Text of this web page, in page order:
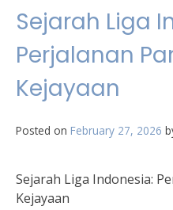
Sejarah Liga
Perjalanan
Kejayaan
Posted on February 27, 2026
Sejarah Liga Indonesia:
Kejayaan